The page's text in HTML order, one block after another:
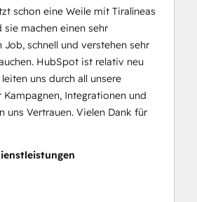
schon eine Weile mit Tiralíneas
sie machen einen sehr
Job, schnell und verstehen sehr
HubSpot ist relativ neu
uns durch all unsere
Kampagnen, Integrationen und
uns Vertrauen. Vielen Dank für